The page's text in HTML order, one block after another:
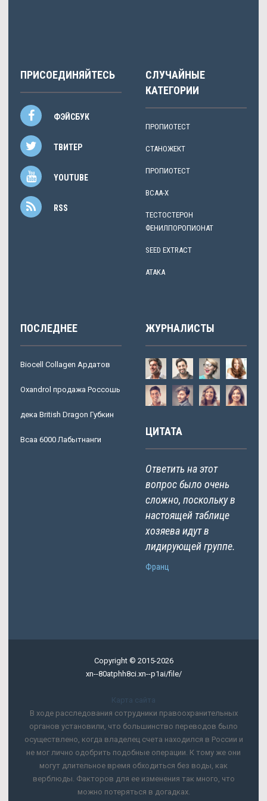
ПРИСОЕДИНЯЙТЕСЬ
ФЭЙСБУК
ТВИТЕР
YOUTUBE
RSS
СЛУЧАЙНЫЕ
КАТЕГОРИИ
ПРОПИОТЕСТ
СТАНОЖЕКТ
ПРОПИОТЕСТ
BCAA-X
ТЕСТОСТЕРОН
ФЕНИЛПОРОПИОНАТ
SEED EXTRACT
ATAKA
ПОСЛЕДНЕЕ
Biocell Collagen Ардатов
Oxandrol продажа Россошь
дека British Dragon Губкин
Bcaa 6000 Лабытнанги
ЖУРНАЛИСТЫ
ЦИТАТА
Ответить на этот
вопрос было очень
сложно, поскольку в
настоящей таблице
хозяева идут в
лидирующей группе.
Франц
Copyright © 2015-2026
xn--80atphh8ci.xn--p1ai/file/
Карта сайта
В ходе расследования сотрудники правоохранительных
органов установили, что большинство переводов было
осуществлено, когда владелец счета находился в России и
не мог лично одобрить подобные операции. К тому же они
могут длительное время обходиться без воды, как
верблюды. Факторов для ее изменения так много, что
можно потеряться в догадках.